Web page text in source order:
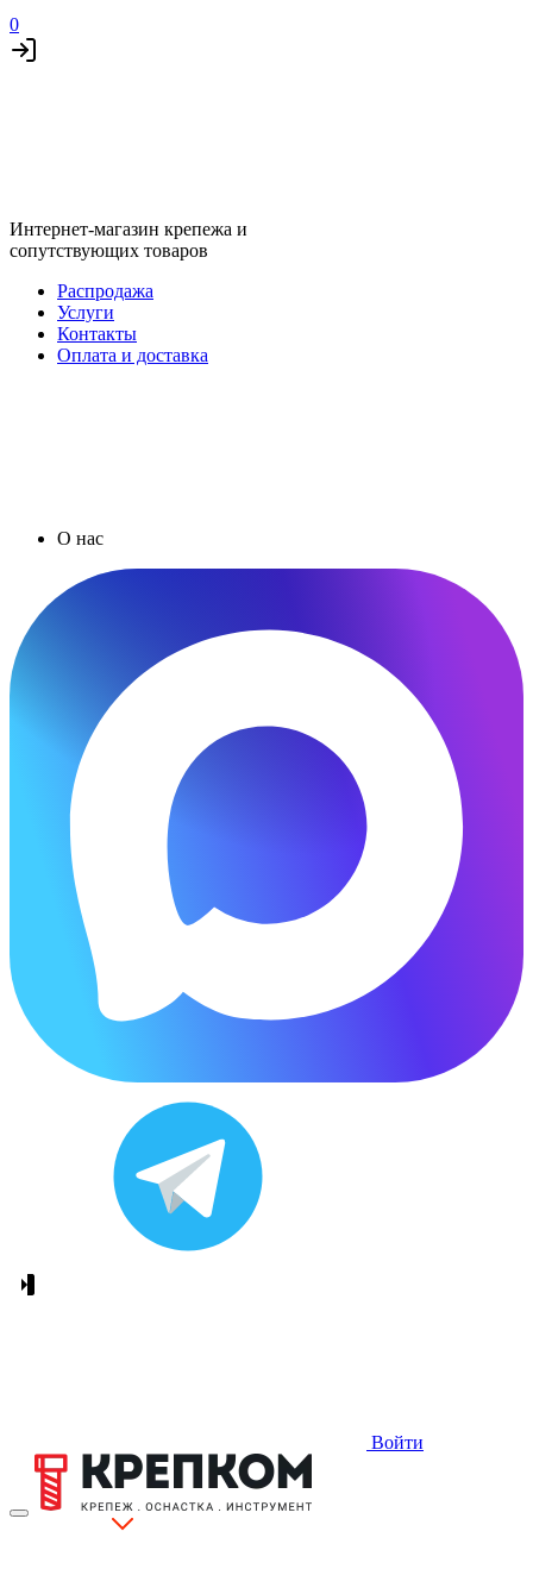
0
Интернет-магазин крепежа и
сопутствующих товаров
Распродажа
Услуги
Контакты
Оплата и доставка
О нас
Войти